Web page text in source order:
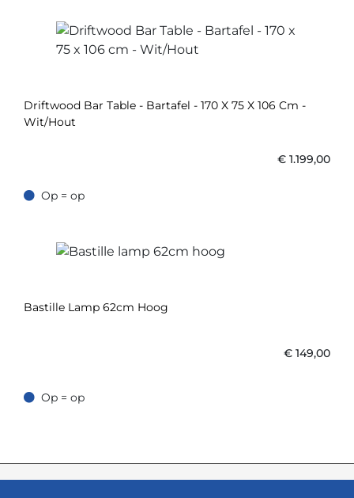
Driftwood Bar Table - Bartafel - 170 X 75 X 106 Cm -
Wit/Hout
€ 1.199,00
Op = op
Op = op
Bastille Lamp 62cm Hoog
€ 149,00
Op = op
Op = op